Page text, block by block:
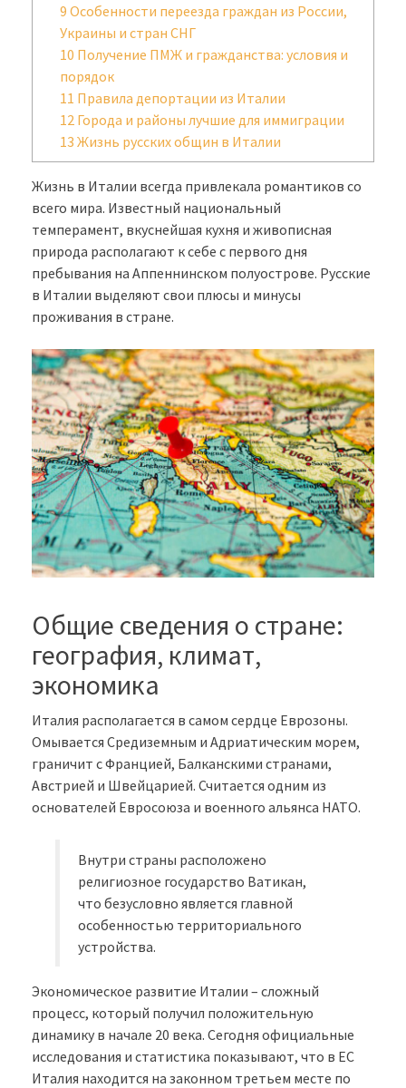
9 Особенности переезда граждан из России,
Украины и стран СНГ
10 Получение ПМЖ и гражданства: условия и
порядок
11 Правила депортации из Италии
12 Города и районы лучшие для иммиграции
13 Жизнь русских общин в Италии
Жизнь в Италии всегда привлекала романтиков со
всего мира. Известный национальный
темперамент, вкуснейшая кухня и живописная
природа располагают к себе с первого дня
пребывания на Аппеннинском полуострове. Русские
в Италии выделяют свои плюсы и минусы
проживания в стране.
Общие сведения о стране:
география, климат,
экономика
Италия располагается в самом сердце Еврозоны.
Омывается Средиземным и Адриатическим морем,
граничит с Францией, Балканскими странами,
Австрией и Швейцарией. Считается одним из
основателей Евросоюза и военного альянса НАТО.
Внутри страны расположено
религиозное государство Ватикан,
что безусловно является главной
особенностью территориального
устройства.
Экономическое развитие Италии – сложный
процесс, который получил положительную
динамику в начале 20 века. Сегодня официальные
исследования и статистика показывают, что в ЕС
Италия находится на законном третьем месте по